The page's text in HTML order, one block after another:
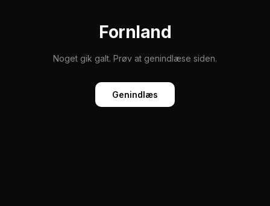
Fornland
Noget gik galt. Prøv at genindlæse siden.
Genindlæs